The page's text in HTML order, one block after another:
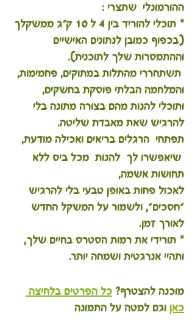
ההורמונלי  שתצרי :
* תוכלי להוריד בין 4 ל 10 ק"ג ממשקלך
(בכפוף כמובן לנתונים האישיים
וההתמסרות שלך לתוכנית).
תשתחררי מהתלות במתוקים, פחמימות,
והמלחמה הבלתי פוסקת בחשקים,
ותוכלי להנות מהם בצורה מתונה בלי
להרגיש שאת מאבדת שליטה.
תפתחי  הרגלים בריאים ואכילה מודעת,
שיאפשרו לך  להנות  מכל ביס ללא
תחושות אשמה,
לאכול פחות באופן טבעי בלי להרגיש
"חסכים", ולשמור על המשקל החדש
לאורך זמן.
* תורידי את רמות הסטרס בחיים שלך,
ותהיי אנרגטית ושמחה יותר.
מוכנה להצטרף? כל הפרטים בלחיצה
כאן וגם למטה על התמונה